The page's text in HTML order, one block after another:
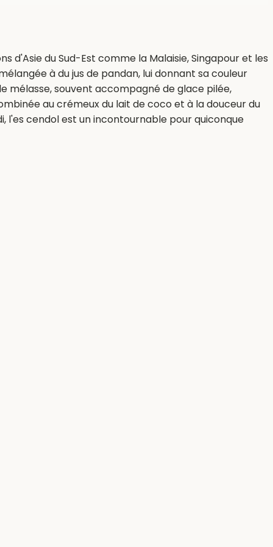
d'Asie du Sud-Est comme la Malaisie, Singapour et les
à du jus de pandan, lui donnant sa couleur
mélasse, souvent accompagné de glace pilée,
au crémeux du lait de coco et à la douceur du
l'es cendol est un incontournable pour quiconque